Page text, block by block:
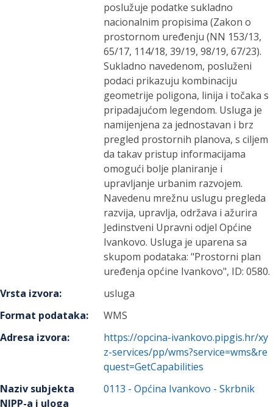
poslužuje podatke sukladno
nacionalnim propisima (Zakon o
prostornom uređenju (NN 153/13,
65/17, 114/18, 39/19, 98/19, 67/23).
Sukladno navedenom, posluženi
podaci prikazuju kombinaciju
geometrije poligona, linija i točaka s
pripadajućom legendom. Usluga je
namijenjena za jednostavan i brz
pregled prostornih planova, s ciljem
da takav pristup informacijama
omogući bolje planiranje i
upravljanje urbanim razvojem.
Navedenu mrežnu uslugu pregleda
razvija, upravlja, održava i ažurira
Jedinstveni Upravni odjel Općine
Ivankovo. Usluga je uparena sa
skupom podataka: "Prostorni plan
uređenja općine Ivankovo", ID: 0580.
Vrsta izvora:
usluga
Format podataka:
WMS
Adresa izvora:
https://opcina-ivankovo.pipgis.hr/xy
z-services/pp/wms?service=wms&re
quest=GetCapabilities
Naziv subjekta
NIPP-a i uloga
0113 -Općina Ivankovo - Skrbnik